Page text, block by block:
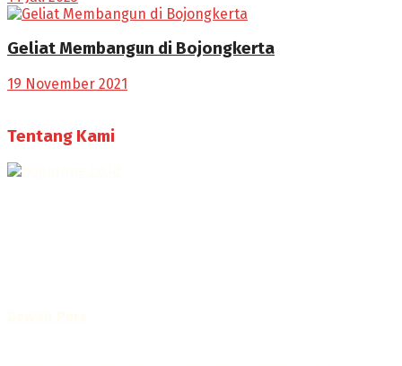
Geliat Membangun di Bojongkerta
19 November 2021
Tentang Kami